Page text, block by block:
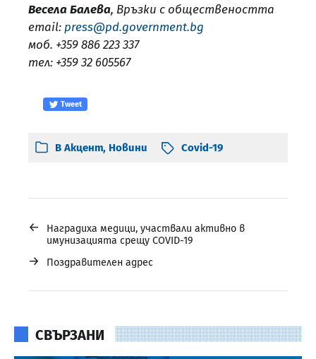
Весела Балева, Връзки с обществеността
email: press@pd.government.bg
моб. +359 886 223 337
тел: +359 32 605567
Tweet
В Акцент, Новини Covid-19
←
Наградиха медици, участвали активно в
имунизацията срещу COVID-19
→ Поздравителен адрес
СВЪРЗАНИ